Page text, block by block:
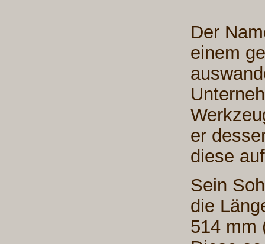
Der
einem
er
diese
Sein
die
514 mm